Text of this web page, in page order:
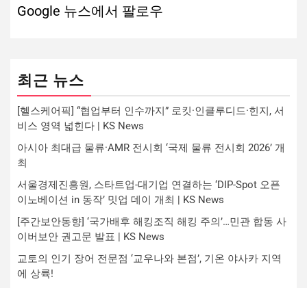
Google 뉴스에서 팔로우
최근 뉴스
[헬스케어픽] “협업부터 인수까지” 로킷·인클루디드·힌지, 서
비스 영역 넓힌다 | KS News
아시아 최대급 물류·AMR 전시회 ‘국제 물류 전시회 2026’ 개
최
서울경제진흥원, 스타트업-대기업 연결하는 ‘DIP-Spot 오픈
이노베이션 in 동작’ 밋업 데이 개최 | KS News
[주간보안동향] ‘국가배후 해킹조직 해킹 주의’…민관 합동 사
이버보안 권고문 발표 | KS News
교토의 인기 장어 전문점 ‘교우나와 본점’, 기온 야사카 지역
에 상륙!